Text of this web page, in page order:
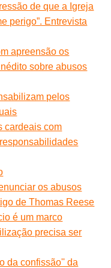
de que a Igreja
perigo”. Entrevista
apreensão os
sobre abusos
pelos
cardeais com
os abusos
de Thomas Reese
é um marco
precisa ser
da confissão'' da